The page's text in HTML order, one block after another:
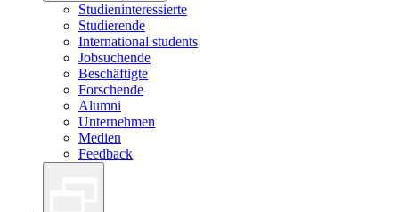
Studieninteressierte
Studierende
International students
Jobsuchende
Beschäftigte
Forschende
Alumni
Unternehmen
Medien
Feedback